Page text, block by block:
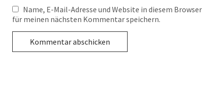
Name, E-Mail-Adresse und Website in diesem Browser
für meinen nächsten Kommentar speichern.